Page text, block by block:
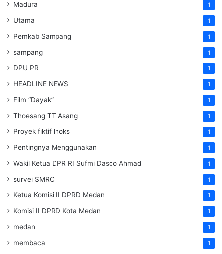
Madura 1
Utama 1
Pemkab Sampang 1
sampang 1
DPU PR 1
HEADLINE NEWS 1
Film “Dayak” 1
Thoesang TT Asang 1
Proyek fiktif lhoks 1
Pentingnya Menggunakan 1
Wakil Ketua DPR RI Sufmi Dasco Ahmad 1
survei SMRC 1
Ketua Komisi II DPRD Medan 1
Komisi II DPRD Kota Medan 1
medan 1
membaca 1